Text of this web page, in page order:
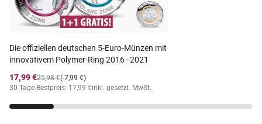
Die offiziellen deutschen 5-Euro-Münzen mit
innovativem Polymer-Ring 2016–2021
17,99 €
(-7,99 €)
25,98 €
30-Tage-Bestpreis: 17,99 €inkl. gesetzl. MwSt.